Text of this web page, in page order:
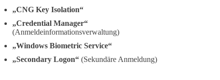
„CNG Key Isolation“
„Credential Manager“
(Anmeldeinformationsverwaltung)
„Windows Biometric Service“
„Secondary Logon“ (Sekundäre Anmeldung)